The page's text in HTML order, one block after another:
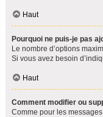
Haut
Pourquoi ne puis-je pas
Le nombre d’options
Si vous avez besoin
Haut
Comment modifier ou
Comme pour les